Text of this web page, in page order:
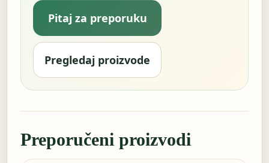
Pitaj za preporuku
Pregledaj proizvode
Preporučeni proizvodi